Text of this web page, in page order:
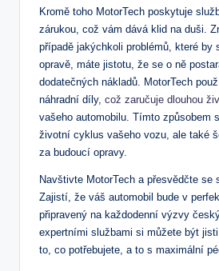
Kromě toho MotorTech poskytuje
zárukou, což vám dává klid na duši.
⁣případě jakýchkoli problémů, které by
opravě,‍ máte​ jistotu,​ že se o ⁤ně
dodatečných nákladů. MotorTech
náhradní díly, což zaručuje dlouhou
vašeho automobilu.‍ Tímto způsobem
životní cyklus vašeho vozu, ‍ale také
za budoucí opravy.
Navštivte MotorTech ⁣a přesvědčte⁢ se
Zajistí, že váš automobil bude ⁤v
připravený ‍na⁤ každodenní výzvy
expertními službami‌ si můžete být
⁣to, co potřebujete, a to s maximální